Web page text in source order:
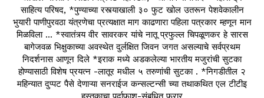
साहित्य परिषद, *पुण्याच्या रस्त्याखाली ३० फुट खोल उतरून पेशवेकालीन
भुयारी पाणीपुरवठा यंत्रणेचा प्रत्यक्षात माग काढणारा पहिला पत्रकार म्हणून मान
मिळविला ... *स्वातंत्र्य वीर सावरकर यांचे नातू प्रफुल्ल चिपळूणकर हे सारस
बागेजवळ भिक्षुकाच्या अवस्थेत दुर्लक्षित जिवन जगत असल्याचे सर्वप्रथम
निदर्शनास आणून दिले *इराक मध्ये अडकलेल्या भारतीय मजुरांची सुटका
होण्यासाठी विशेष प्रयत्न -लातूर मधील ५ तरुणांची सुटका . *निगडीतील २
महिन्यात दुप्पट पैसे देणाऱ्या सनराईज कन्सल्टन्सी च्या तथाकथित एल टीटीइ